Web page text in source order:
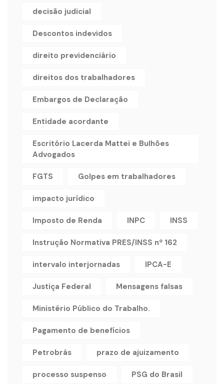
decisão judicial
Descontos indevidos
direito previdenciário
direitos dos trabalhadores
Embargos de Declaração
Entidade acordante
Escritório Lacerda Mattei e Bulhões
Advogados
FGTS Golpes em trabalhadores
impacto jurídico
Imposto de Renda INPC INSS
Instrução Normativa PRES/INSS nº 162
intervalo interjornadas IPCA-E
Justiça Federal Mensagens falsas
Ministério Público do Trabalho.
Pagamento de benefícios
Petrobrás prazo de ajuizamento
processo suspenso PSG do Brasil